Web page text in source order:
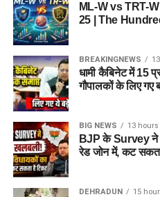
ML-W vs TRT-
25 | The
BREAKINGNEWS
धामी कैबिनेट में 15
गौपालकों के लिए
BIG NEWS 13
BJP के Survey ने
रेड जोन में, कट
DEHRADUN 15